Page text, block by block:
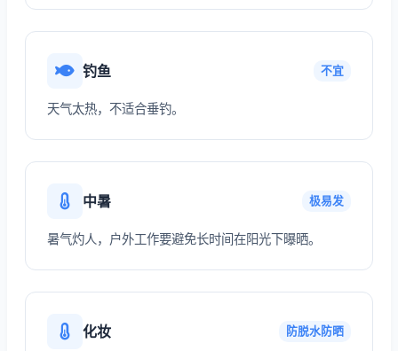
钓鱼 不宜
天气太热，不适合垂钓。
中暑 极易发
暑气灼人，户外工作要避免长时间在阳光下曝晒。
化妆 防脱水防晒